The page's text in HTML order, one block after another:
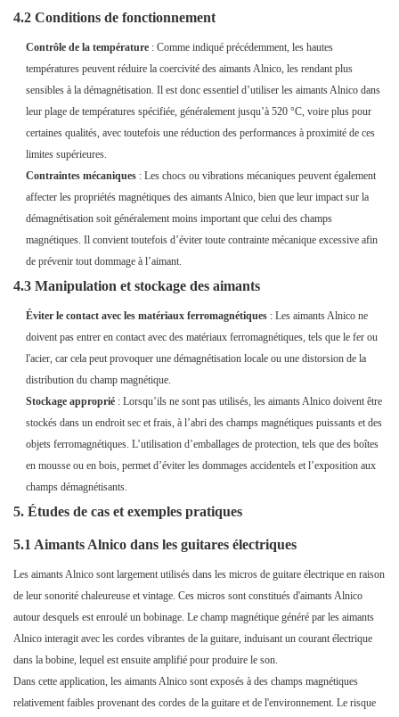
4.2 Conditions de fonctionnement
Contrôle de la température : Comme indiqué précédemment, les hautes
températures peuvent réduire la coercivité des aimants Alnico, les rendant plus
sensibles à la démagnétisation. Il est donc essentiel d’utiliser les aimants Alnico dans
leur plage de températures spécifiée, généralement jusqu’à 520 °C, voire plus pour
certaines qualités, avec toutefois une réduction des performances à proximité de ces
limites supérieures.
Contraintes mécaniques : Les chocs ou vibrations mécaniques peuvent également
affecter les propriétés magnétiques des aimants Alnico, bien que leur impact sur la
démagnétisation soit généralement moins important que celui des champs
magnétiques. Il convient toutefois d’éviter toute contrainte mécanique excessive afin
de prévenir tout dommage à l’aimant.
4.3 Manipulation et stockage des aimants
Éviter le contact avec les matériaux ferromagnétiques : Les aimants Alnico ne
doivent pas entrer en contact avec des matériaux ferromagnétiques, tels que le fer ou
l'acier, car cela peut provoquer une démagnétisation locale ou une distorsion de la
distribution du champ magnétique.
Stockage approprié : Lorsqu’ils ne sont pas utilisés, les aimants Alnico doivent être
stockés dans un endroit sec et frais, à l’abri des champs magnétiques puissants et des
objets ferromagnétiques. L’utilisation d’emballages de protection, tels que des boîtes
en mousse ou en bois, permet d’éviter les dommages accidentels et l’exposition aux
champs démagnétisants.
5. Études de cas et exemples pratiques
5.1 Aimants Alnico dans les guitares électriques
Les aimants Alnico sont largement utilisés dans les micros de guitare électrique en raison
de leur sonorité chaleureuse et vintage. Ces micros sont constitués d'aimants Alnico
autour desquels est enroulé un bobinage. Le champ magnétique généré par les aimants
Alnico interagit avec les cordes vibrantes de la guitare, induisant un courant électrique
dans la bobine, lequel est ensuite amplifié pour produire le son.
Dans cette application, les aimants Alnico sont exposés à des champs magnétiques
relativement faibles provenant des cordes de la guitare et de l'environnement. Le risque